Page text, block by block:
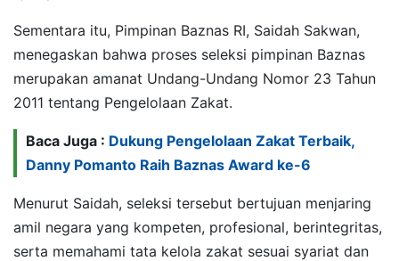
Sementara itu, Pimpinan Baznas RI, Saidah Sakwan,
menegaskan bahwa proses seleksi pimpinan Baznas
merupakan amanat Undang-Undang Nomor 23 Tahun
2011 tentang Pengelolaan Zakat.
Baca Juga : Dukung Pengelolaan Zakat Terbaik,
Danny Pomanto Raih Baznas Award ke-6
Menurut Saidah, seleksi tersebut bertujuan menjaring
amil negara yang kompeten, profesional, berintegritas,
serta memahami tata kelola zakat sesuai syariat dan